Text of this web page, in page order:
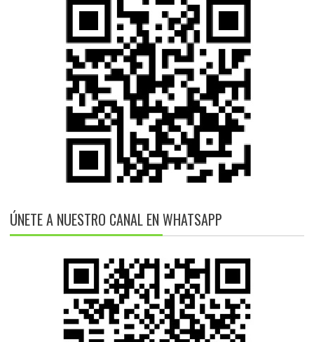
ÚNETE A NUESTRO CANAL EN WHATSAPP